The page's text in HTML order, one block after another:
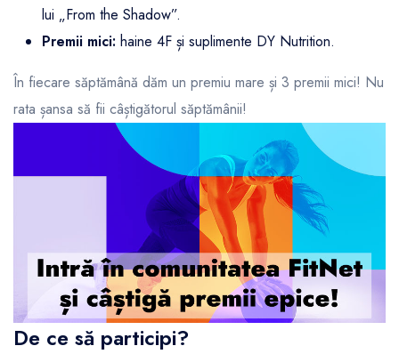
lui „From the Shadow”.
Premii mici: haine 4F și suplimente DY Nutrition.
În fiecare săptămână dăm un premiu mare și 3 premii mici! Nu
rata șansa să fii câștigătorul săptămânii!
De ce să participi?